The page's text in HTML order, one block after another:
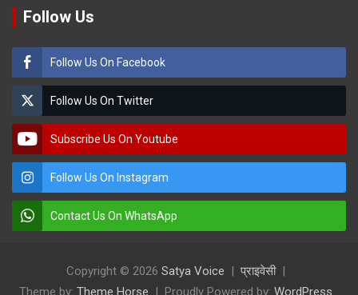
Follow Us
Follow Us On Facebook
Follow Us On Twitter
Subscribe Us On Youtube
Follow Us On Instagram
Contact Us On WhatsApp
Copyright © 2026 Satya Voice
प्राइवेसी
Theme by: Theme Horse Proudly Powered by: WordPress